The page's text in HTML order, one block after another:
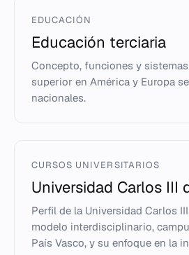
EDUCACIÓN
Educación terciaria
Concepto, funciones y
superior en América y Europa
nacionales.
CURSOS UNIVERSITARIOS
Universidad Carlos III
Perfil de la Universidad Carlos
modelo interdisciplinario,
País Vasco, y su enfoque en la